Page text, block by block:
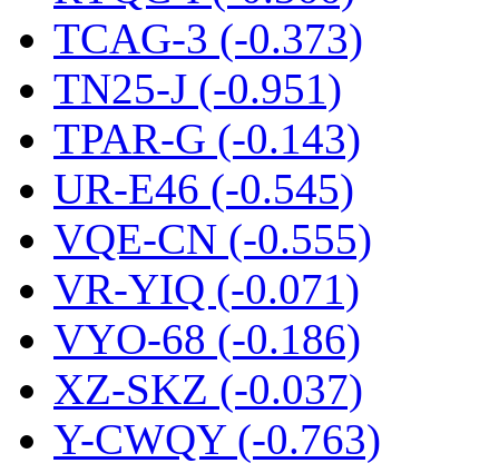
TCAG-3 (-0.373)
TN25-J (-0.951)
TPAR-G (-0.143)
UR-E46 (-0.545)
VQE-CN (-0.555)
VR-YIQ (-0.071)
VYO-68 (-0.186)
XZ-SKZ (-0.037)
Y-CWQY (-0.763)